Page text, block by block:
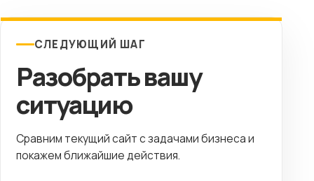
СЛЕДУЮЩИЙ ШАГ
Разобрать вашу
ситуацию
Сравним текущий сайт с задачами бизнеса и
покажем ближайшие действия.